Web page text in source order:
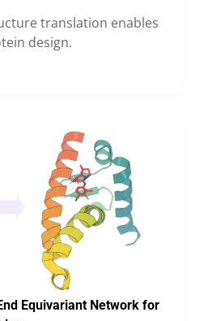
translation enables
design.
Equivariant Network for